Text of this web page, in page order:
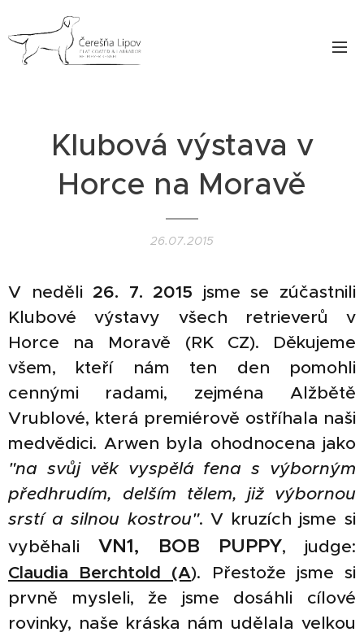
Klubová výstava v
Horce na Moravě
26.07.2015
V neděli 26. 7. 2015 jsme se zúčastnili
Klubové výstavy všech retrieverů v
Horce na Moravě (RK CZ). Děkujeme
všem, kteří nám ten den pomohli
cennými radami, zejména Alžbětě
Vrublové, která premiérově ostříhala naši
medvědici. Arwen byla ohodnocena jako
"na svůj věk vyspělá fena s výborným
předhrudím, delším tělem, již výbornou
srstí a silnou kostrou". V kruzích jsme si
vyběhali VN1, BOB PUPPY, judge:
Claudia Berchtold (A). Přestože jsme si
prvně mysleli, že jsme dosáhli cílové
rovinky, naše kráska nám udělala velkou